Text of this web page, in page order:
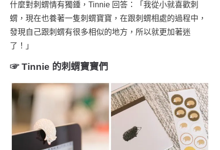
什麼對刺蝟情有獨鍾，Tinnie 回答：「我從小就喜歡刺
蝟，現在也養著一隻刺蝟寶寶，在跟刺蝟相處的過程中，
發現自己跟刺蝟有很多相似的地方，所以就更加著迷
了！」
☞ Tinnie 的刺蝟寶寶們